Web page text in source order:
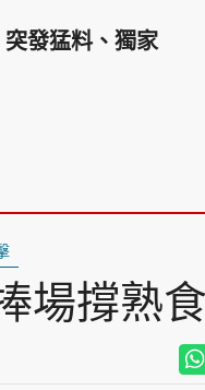
發猛料、獨家
場撐熟